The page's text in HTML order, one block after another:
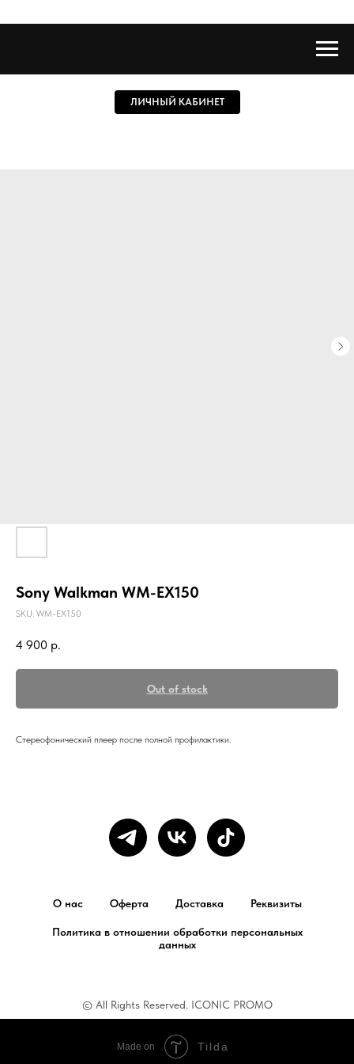
ЛИЧНЫЙ КАБИНЕТ
Sony Walkman WM-EX150
SKU: WM-EX150
4 900 р.
Out of stock
Стереофонический плеер после полной профилактики.
О нас Оферта Доставка Реквизиты
Политика в отношении обработки персональных
данных
© All Rights Reserved. ICONIC PROMO
Made on Tilda